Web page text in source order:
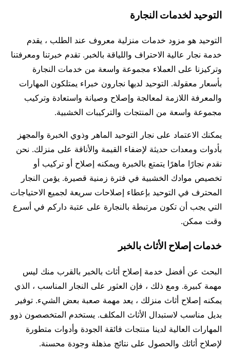
التوحيد لخدمات النجارة
التوحيد هو مزود خدمات منزلية معروف عند الطلب ، يقدم
خدمة نجار عالية الاحتراف واللياقة بالخبر. تقدم خبرتنا ومعرفتنا
وتركيزنا على العملاء مجموعة واسعة من خدمات النجارة
بأسعار معقولة. التوحيد لديها نجارون خبراء يمتلكون المهارات
والمعرفة اللازمة لمعالجة وإصلاح وصيانة واستعادة وتركيب
مجموعة واسعة من المنتجات والتركيبات الخشبية.
يمكنك الاعتماد على نجار التوحيد الماهر وذوي الخبرة والمجهز
بأدوات ومعدات حديثة لإضفاء القيمة والأناقة على منزلك. نحن
نقدم نجارًا ماهرًا يتمتع بالخبرة ويمكنه إصلاح أو تركيب أو
تخصيص موادك الخشبية في فترة زمنية قصيرة. يؤمن النجار
المحترف في التوحيد بإعطاء إصلاحات سريعة لجميع الاحتياجات
التي يجب أن تكون مرتبطة بالنجارة على عتبة داركم في أسرع
وقت ممكن.
خدمات إصلاح الأثاث بالخبر
البحث عن أفضل خدمة إصلاح أثاث بالخبر بالقرب منك ليس
مهمة كبيرة. ومع ذلك ، فإن العثور على النجار المناسب ، الذي
يمكنه إصلاح أثاث منزلك ، يعد مهمة صعبة بعض الشيء. توفير
بديل مناسب لاستبدال الأثاث المكلف. يستخدم المتخصصون ذوو
المهارات العالية لدينا منتجات فائقة الجودة وأدوات متطورة
لإصلاح أثاثك والحصول على نتائج مذهلة وجودة محسنة.